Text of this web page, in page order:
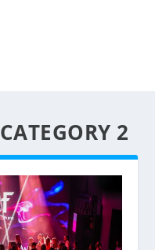
CATEGORY 2